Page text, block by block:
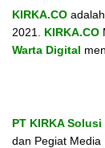
KIRKA.CO
2021. KIRKA.CO
Warta Digital
PT KIRKA
dan Pegiat Media